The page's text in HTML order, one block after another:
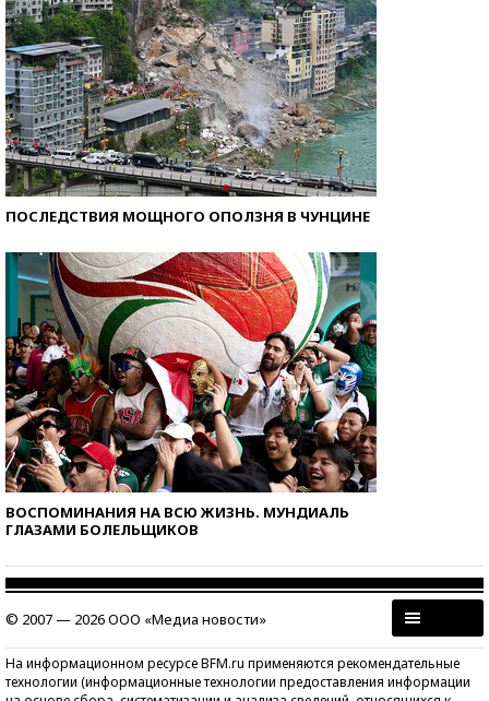
ПОСЛЕДСТВИЯ МОЩНОГО ОПОЛЗНЯ В ЧУНЦИНЕ
ВОСПОМИНАНИЯ НА ВСЮ ЖИЗНЬ. МУНДИАЛЬ
ГЛАЗАМИ БОЛЕЛЬЩИКОВ
© 2007 — 2026 ООО «Медиа новости»
На информационном ресурсе BFM.ru применяются рекомендательные
технологии (информационные технологии предоставления информации